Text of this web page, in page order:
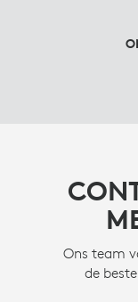
Ons team
de